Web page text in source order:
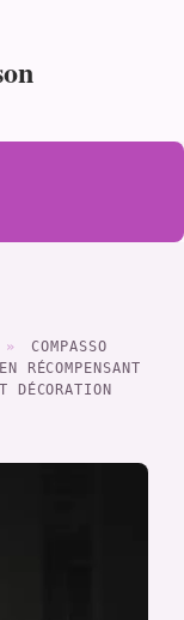
»
COMPASSO
DÉCORATION